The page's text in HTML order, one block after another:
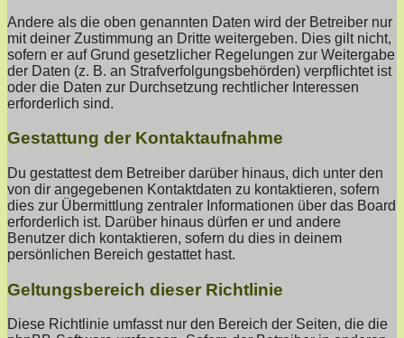
Andere als die oben genannten Daten wird der Betreiber nur
mit deiner Zustimmung an Dritte weitergeben. Dies gilt nicht,
sofern er auf Grund gesetzlicher Regelungen zur Weitergabe
der Daten (z. B. an Strafverfolgungsbehörden) verpflichtet ist
oder die Daten zur Durchsetzung rechtlicher Interessen
erforderlich sind.
Gestattung der Kontaktaufnahme
Du gestattest dem Betreiber darüber hinaus, dich unter den
von dir angegebenen Kontaktdaten zu kontaktieren, sofern
dies zur Übermittlung zentraler Informationen über das Board
erforderlich ist. Darüber hinaus dürfen er und andere
Benutzer dich kontaktieren, sofern du dies in deinem
persönlichen Bereich gestattet hast.
Geltungsbereich dieser Richtlinie
Diese Richtlinie umfasst nur den Bereich der Seiten, die die